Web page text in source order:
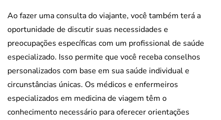
Ao fazer uma consulta do viajante, você também terá a
oportunidade de discutir suas necessidades e
preocupações específicas com um profissional de saúde
especializado. Isso permite que você receba conselhos
personalizados com base em sua saúde individual e
circunstâncias únicas. Os médicos e enfermeiros
especializados em medicina de viagem têm o
conhecimento necessário para oferecer orientações